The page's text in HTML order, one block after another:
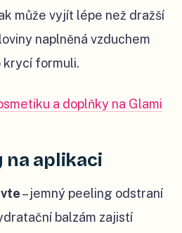
může vyjít lépe než dražší
naplněná vzduchem
krycí formuli.
a doplňky na Glami
na aplikaci
– jemný peeling odstraní
balzám zajistí